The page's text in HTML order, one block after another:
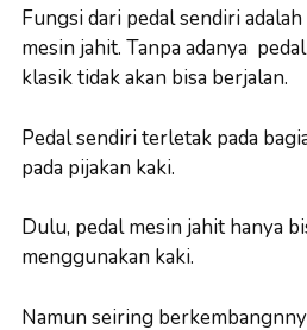
Fungsi dari pedal sendiri
mesin jahit. Tanpa adanya
klasik tidak akan bisa berjalan.
Pedal sendiri terletak pada
pada pijakan kaki.
Dulu, pedal mesin jahit hanya
menggunakan kaki.
Namun seiring